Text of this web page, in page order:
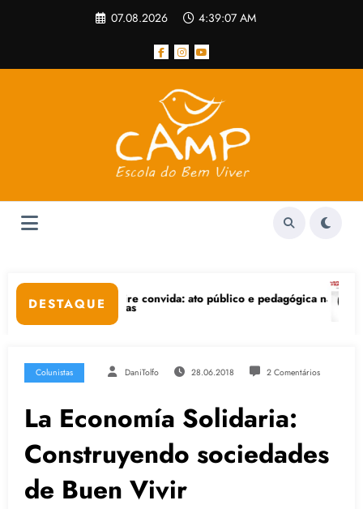
07.08.2026 4:39:07 AM
DESTAQUE
ato público e pedagógica na sexta-feira (24), no CPERS Sindicato
“Centenário de Frantz
Colunistas DaniTolfo 28.06.2018 2 Comentários
La Economía Solidaria:
Construyendo sociedades
de Buen Vivir